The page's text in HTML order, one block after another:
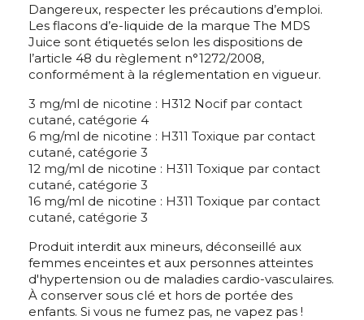
Dangereux, respecter les précautions d’emploi.
Les flacons d’e-liquide de la marque The MDS
Juice sont étiquetés selon les dispositions de
l’article 48 du règlement n°1272/2008,
conformément à la réglementation en vigueur.
3 mg/ml de nicotine : H312 Nocif par contact
cutané, catégorie 4
6 mg/ml de nicotine : H311 Toxique par contact
cutané, catégorie 3
12 mg/ml de nicotine : H311 Toxique par contact
cutané, catégorie 3
16 mg/ml de nicotine : H311 Toxique par contact
cutané, catégorie 3
Produit interdit aux mineurs, déconseillé aux
femmes enceintes et aux personnes atteintes
d'hypertension ou de maladies cardio-vasculaires.
À conserver sous clé et hors de portée des
enfants. Si vous ne fumez pas, ne vapez pas !